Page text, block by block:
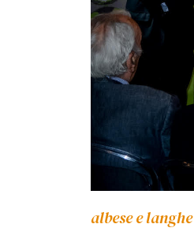
albese e langhe